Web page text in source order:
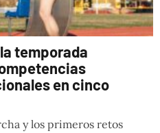
temporada
en cinco
y los primeros retos